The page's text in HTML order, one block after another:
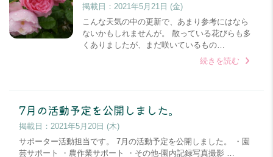
掲載日：2021年5月21日 (金)
こんな天気の中の更新で、あまり参考にはなら
ないかもしれませんが。 散っている花びらも多
くありましたが、まだ咲いているもの…
続きを読む
7月の活動予定を公開しました。
掲載日： 2021年5月20日 (木)
サポーター活動担当です。 7月の活動予定を公開しました。 ・園
芸サポート ・農作業サポート ・その他-園内記録写真撮影 …